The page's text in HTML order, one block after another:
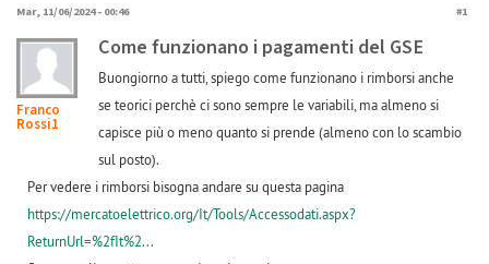
Mar, 11/06/2024 - 00:46 #1
Franco
Rossi1
Come funzionano i pagamenti del GSE
Buongiorno a tutti, spiego come funzionano i rimborsi anche
se teorici perchè ci sono sempre le variabili, ma almeno si
capisce più o meno quanto si prende (almeno con lo scambio
sul posto).
Per vedere i rimborsi bisogna andare su questa pagina
https://mercatoelettrico.org/It/Tools/Accessodati.aspx?
ReturnUrl=%2fIt%2...